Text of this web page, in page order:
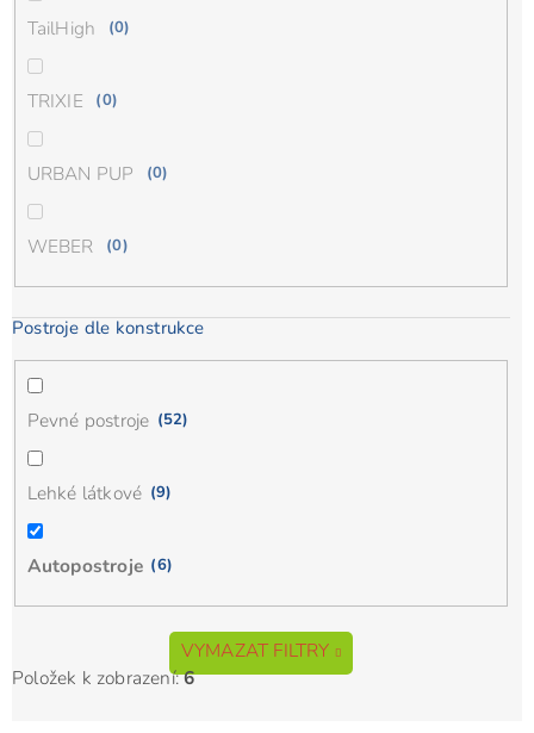
TailHigh 0
TRIXIE 0
URBAN PUP 0
WEBER 0
Postroje dle konstrukce
Pevné postroje 52
Lehké látkové 9
Autopostroje 6
VYMAZAT FILTRY
Položek k zobrazení:6